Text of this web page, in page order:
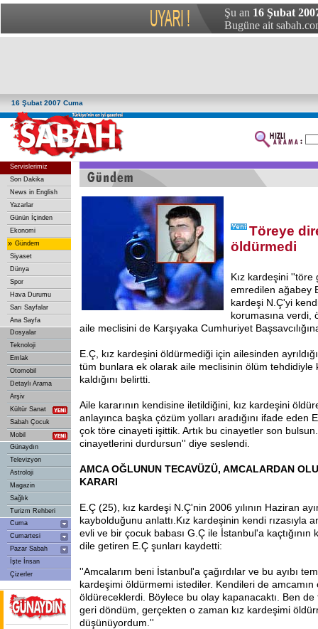
Şu an 16 Şubat
Bugüne ait
16 Şubat 2007 Cuma
Servislerimiz
Son Dakika
News in English
Yazarlar
Günün İçinden
Ekonomi
» Gündem
Siyaset
Dünya
Spor
Hava Durumu
Sarı Sayfalar
Ana Sayfa
Dosyalar
Teknoloji
Emlak
Otomobil
Detaylı Arama
Arşiv
Kültür Sanat
Sabah Çocuk
Mobil
Günaydın
Televizyon
Astroloji
Magazin
Sağlık
Turizm Rehberi
Cuma
Cumartesi
Pazar Sabah
İşte İnsan
Çizerler
Töreye
öldürmedi
Kız kardeşini
emredilen ağabey
kardeşi N.Ç'yi
korumasına verdi,
aile meclisini de Karşıyaka Cumhuriyet
E.Ç, kız kardeşini öldürmediği için ailesinden
tüm bunlara ek olarak aile meclisinin ölüm tehdidiyle
kaldığını belirtti.
Aile kararının kendisine iletildiğini, kız kardeşini
anlayınca başka çözüm yolları aradığını ifade eden
çok töre cinayeti işittik. Artık bu cinayetler son
cinayetlerini durdursun'' diye seslendi.
AMCAOĞLUNUN TECAVÜZÜ, AMCALARDAN
KARARI
E.Ç (25), kız kardeşi N.Ç'nin 2006 yılının Haziran
kaybolduğunu anlattı.Kız kardeşinin kendi rızasıyla
evli ve bir çocuk babası G.Ç ile İstanbul'a kaçtığının
dile getiren E.Ç şunları kaydetti:
''Amcalarım beni İstanbul'a çağırdılar ve bu ayıbı
kardeşimi öldürmemi istediler. Kendileri de amcamın
öldüreceklerdi. Böylece bu olay kapanacaktı. Ben
geri döndüm, gerçekten o zaman kız kardeşimi
düşünüyordum.''